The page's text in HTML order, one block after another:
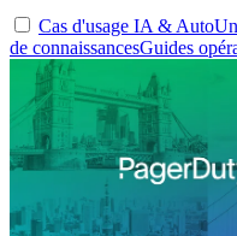
Cas d'usage IA & Auto
de connaissancesGuides